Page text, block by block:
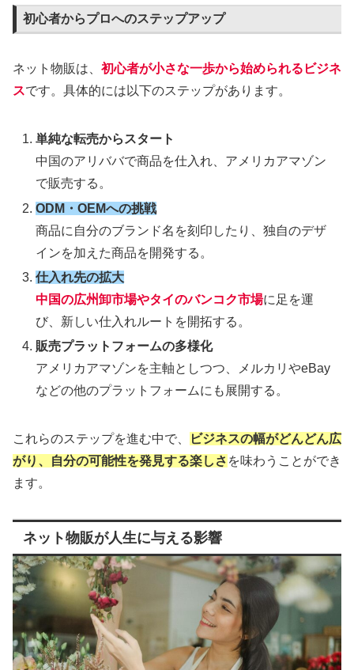
初心者からプロへのステップアップ
ネット物販は、 初心者が小さな一歩から始められるビジネ
スです。具体的には以下のステップがあります。
単純な転売からスタート
中国のアリババで商品を仕入れ、アメリカアマゾン
で販売する。
ODM・OEMへの挑戦
商品に自分のブランド名を刻印したり、独自のデザ
インを加えた商品を開発する。
仕入れ先の拡大
中国の広州卸市場やタイのバンコク市場に足を運
び、新しい仕入れルートを開拓する。
販売プラットフォームの多様化
アメリカアマゾンを主軸としつつ、メルカリやeBay
などの他のプラットフォームにも展開する。
これらのステップを進む中で、
ビジネスの幅がどんどん広
がり、自分の可能性を発見する楽しさ を味わうことができ
ます。
ネット物販が人生に与える影響